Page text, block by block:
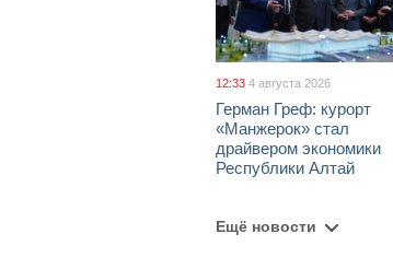
12:33 4 августа 2026
Герман Греф: курорт
«Манжерок» стал
драйвером экономики
Республики Алтай
Ещё новости